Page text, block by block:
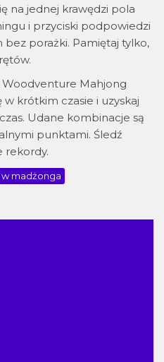
na jednej krawędzi pola
i przyciski podpowiedzi
porażki. Pamiętaj tylko,
Mahjong
krótkim czasie i uzyskaj
Udane kombinacje są
punktami. Śledź
rekordy.
madżonga